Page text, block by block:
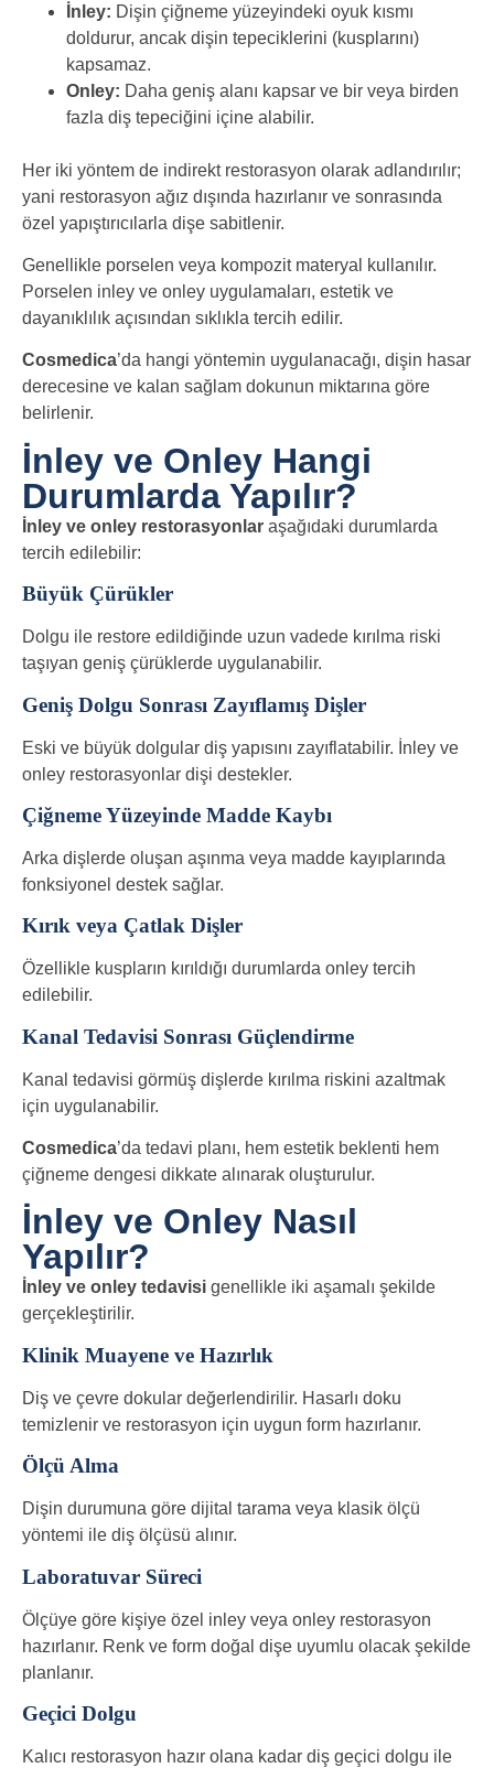
İnley: Dişin çiğneme yüzeyindeki oyuk kısmı
doldurur, ancak dişin tepeciklerini (kusplarını)
kapsamaz.
Onley: Daha geniş alanı kapsar ve bir veya birden
fazla diş tepeciğini içine alabilir.
Her iki yöntem de indirekt restorasyon olarak adlandırılır;
yani restorasyon ağız dışında hazırlanır ve sonrasında
özel yapıştırıcılarla dişe sabitlenir.
Genellikle porselen veya kompozit materyal kullanılır.
Porselen inley ve onley uygulamaları, estetik ve
dayanıklılık açısından sıklıkla tercih edilir.
Cosmedica’da hangi yöntemin uygulanacağı, dişin hasar
derecesine ve kalan sağlam dokunun miktarına göre
belirlenir.
İnley ve Onley Hangi
Durumlarda Yapılır?
İnley ve onley restorasyonlar aşağıdaki durumlarda
tercih edilebilir:
Büyük Çürükler
Dolgu ile restore edildiğinde uzun vadede kırılma riski
taşıyan geniş çürüklerde uygulanabilir.
Geniş Dolgu Sonrası Zayıflamış Dişler
Eski ve büyük dolgular diş yapısını zayıflatabilir. İnley ve
onley restorasyonlar dişi destekler.
Çiğneme Yüzeyinde Madde Kaybı
Arka dişlerde oluşan aşınma veya madde kayıplarında
fonksiyonel destek sağlar.
Kırık veya Çatlak Dişler
Özellikle kuspların kırıldığı durumlarda onley tercih
edilebilir.
Kanal Tedavisi Sonrası Güçlendirme
Kanal tedavisi görmüş dişlerde kırılma riskini azaltmak
için uygulanabilir.
Cosmedica’da tedavi planı, hem estetik beklenti hem
çiğneme dengesi dikkate alınarak oluşturulur.
İnley ve Onley Nasıl
Yapılır?
İnley ve onley tedavisi genellikle iki aşamalı şekilde
gerçekleştirilir.
Klinik Muayene ve Hazırlık
Diş ve çevre dokular değerlendirilir. Hasarlı doku
temizlenir ve restorasyon için uygun form hazırlanır.
Ölçü Alma
Dişin durumuna göre dijital tarama veya klasik ölçü
yöntemi ile diş ölçüsü alınır.
Laboratuvar Süreci
Ölçüye göre kişiye özel inley veya onley restorasyon
hazırlanır. Renk ve form doğal dişe uyumlu olacak şekilde
planlanır.
Geçici Dolgu
Kalıcı restorasyon hazır olana kadar diş geçici dolgu ile